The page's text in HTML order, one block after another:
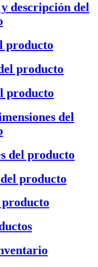
descripción del
producto
producto
producto
del
del producto
producto